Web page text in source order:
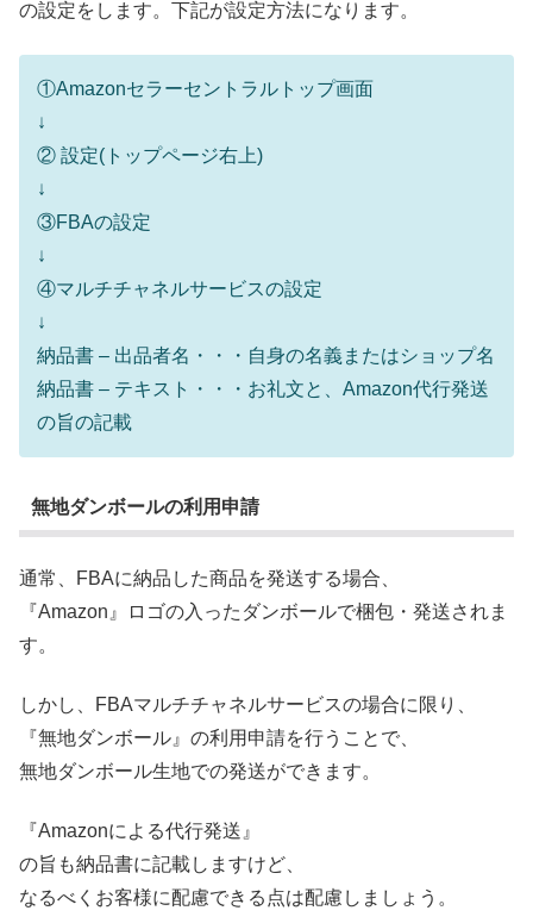
の設定をします。下記が設定方法になります。
①Amazonセラーセントラルトップ画面
↓
② 設定(トップページ右上)
↓
③FBAの設定
↓
④マルチチャネルサービスの設定
↓
納品書 – 出品者名・・・自身の名義またはショップ名
納品書 – テキスト・・・お礼文と、Amazon代行発送
の旨の記載
無地ダンボールの利用申請
通常、FBAに納品した商品を発送する場合、
『Amazon』ロゴの入ったダンボールで梱包・発送されま
す。
しかし、FBAマルチチャネルサービスの場合に限り、
『無地ダンボール』の利用申請を行うことで、
無地ダンボール生地での発送ができます。
『Amazonによる代行発送』
の旨も納品書に記載しますけど、
なるべくお客様に配慮できる点は配慮しましょう。